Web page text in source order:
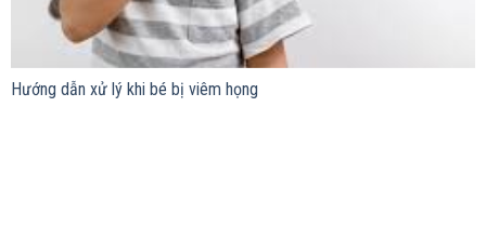
Hướng dẫn xử lý khi bé bị viêm họng